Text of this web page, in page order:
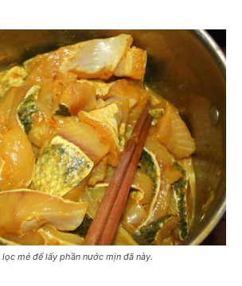
mẻ để lấy phần nước mịn đã này.